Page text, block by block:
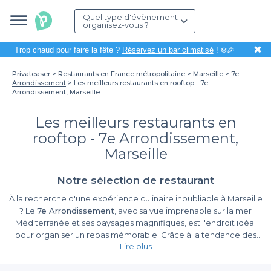
Quel type d'évènement
organisez-vous ?
Trop chaud pour faire la fête ? Réservez un bar climatisé! ❄️🎉 ✖
Privateaser Restaurants en France métropolitaine Marseille
7e
Arrondissement
Les meilleurs restaurants en rooftop - 7e
Arrondissement, Marseille
Les meilleurs restaurants en
rooftop - 7e Arrondissement,
Marseille
Notre sélection de restaurant
À la recherche d'une expérience culinaire inoubliable à Marseille
? Le 7e Arrondissement , avec sa vue imprenable sur la mer
Méditerranée et ses paysages magnifiques, est l'endroit idéal
pour organiser un repas mémorable. Grâce à la tendance des
, vous pouvez savourer une délicieuse
Lire plus